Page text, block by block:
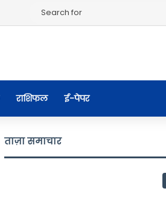
राशिफल ई-पेपर
ताज़ा समाचार